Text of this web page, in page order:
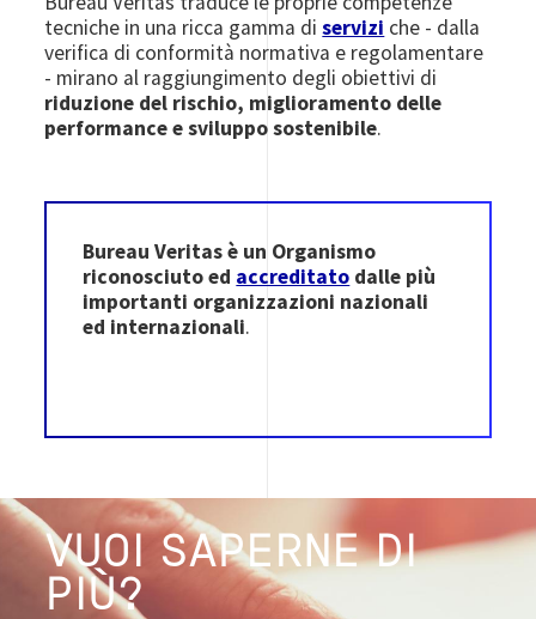
tecniche in una ricca gamma diservizi che - dalla
verifica di conformità normativa e regolamentare
- mirano al raggiungimento degli obiettivi di
riduzione del rischio, miglioramento delle
performance e sviluppo sostenibile.
Bureau Veritas è un Organismo
riconosciuto ed accreditato dalle più
importanti organizzazioni nazionali
ed internazionali.
VUOI SAPERNE DI
PIÙ?